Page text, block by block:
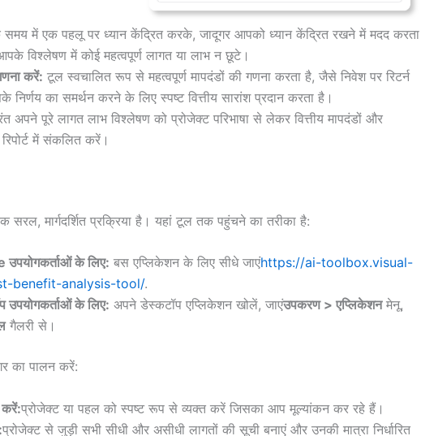
में एक पहलू पर ध्यान केंद्रित करके, जादूगर आपको ध्यान केंद्रित रखने में मदद करता
विश्लेषण में कोई महत्वपूर्ण लागत या लाभ न छूटे।
करें: टूल स्वचालित रूप से महत्वपूर्ण मापदंडों की गणना करता है, जैसे निवेश पर रिटर्न
का समर्थन करने के लिए स्पष्ट वित्तीय सारांश प्रदान करता है।
अपने पूरे लागत लाभ विश्लेषण को प्रोजेक्ट परिभाषा से लेकर वित्तीय मापदंडों और
में संकलित करें।
सरल, मार्गदर्शित प्रक्रिया है। यहां टूल तक पहुंचने का तरीका है:
के लिए: बस एप्लिकेशन के लिए सीधे जाएंhttps://ai-toolbox.visual-
benefit-analysis-tool/.
के लिए: अपने डेस्कटॉप एप्लिकेशन खोलें, जाएंउपकरण > एप्लिकेशनमेनू,
गैलरी से।
का पालन करें:
करें:प्रोजेक्ट या पहल को स्पष्ट रूप से व्यक्त करें जिसका आप मूल्यांकन कर रहे हैं।
प्रोजेक्ट से जुड़ी सभी सीधी और असीधी लागतों की सूची बनाएं और उनकी मात्रा निर्धारित